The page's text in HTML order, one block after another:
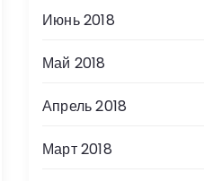
Июнь 2018
Май 2018
Апрель 2018
Март 2018